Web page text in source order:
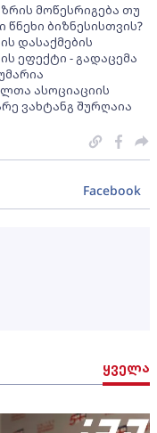
მოწესრიგება თუ
ბიზნესისთვის?
დასაქმების
ეფექტი - გადაცემა
ასოციაციის
ვახტანგ შურღაია
ყველა
Facebook